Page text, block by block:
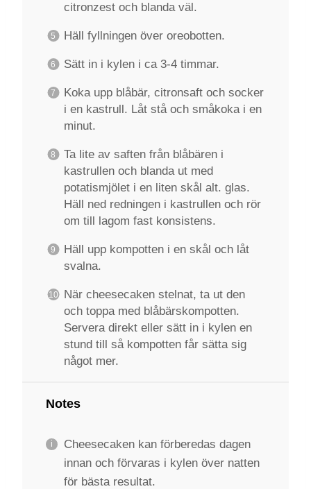
citronzest och blanda väl.
Häll fyllningen över oreobotten.
Sätt in i kylen i ca 3-4 timmar.
Koka upp blåbär, citronsaft och socker
i en kastrull. Låt stå och småkoka i en
minut.
Ta lite av saften från blåbären i
kastrullen och blanda ut med
potatismjölet i en liten skål alt. glas.
Häll ned redningen i kastrullen och rör
om till lagom fast konsistens.
Häll upp kompotten i en skål och låt
svalna.
När cheesecaken stelnat, ta ut den
och toppa med blåbärskompotten.
Servera direkt eller sätt in i kylen en
stund till så kompotten får sätta sig
något mer.
Notes
Cheesecaken kan förberedas dagen
innan och förvaras i kylen över natten
för bästa resultat.